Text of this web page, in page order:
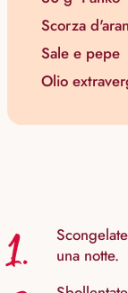
Scorza
Sale e pepe
Olio
1.
una notte.